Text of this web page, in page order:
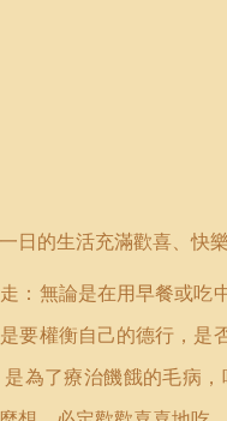
日的生活充滿歡喜、快
：無論是在用早餐或
要權衡自己的德行，
為了療治饑餓的毛病